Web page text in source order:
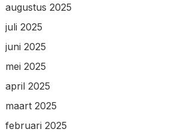
augustus 2025
juli 2025
juni 2025
mei 2025
april 2025
maart 2025
februari 2025